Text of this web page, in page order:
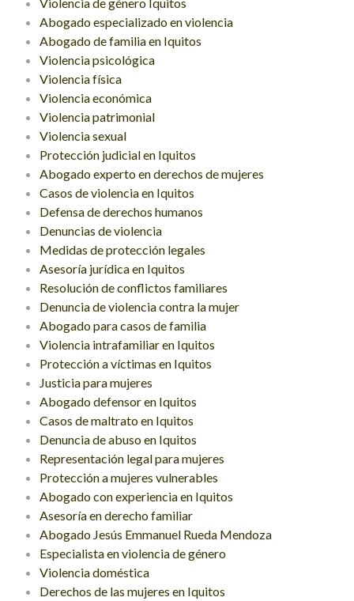
Violencia de género Iquitos
Abogado especializado en violencia
Abogado de familia en Iquitos
Violencia psicológica
Violencia física
Violencia económica
Violencia patrimonial
Violencia sexual
Protección judicial en Iquitos
Abogado experto en derechos de mujeres
Casos de violencia en Iquitos
Defensa de derechos humanos
Denuncias de violencia
Medidas de protección legales
Asesoría jurídica en Iquitos
Resolución de conflictos familiares
Denuncia de violencia contra la mujer
Abogado para casos de familia
Violencia intrafamiliar en Iquitos
Protección a víctimas en Iquitos
Justicia para mujeres
Abogado defensor en Iquitos
Casos de maltrato en Iquitos
Denuncia de abuso en Iquitos
Representación legal para mujeres
Protección a mujeres vulnerables
Abogado con experiencia en Iquitos
Asesoría en derecho familiar
Abogado Jesús Emmanuel Rueda Mendoza
Especialista en violencia de género
Violencia doméstica
Derechos de las mujeres en Iquitos